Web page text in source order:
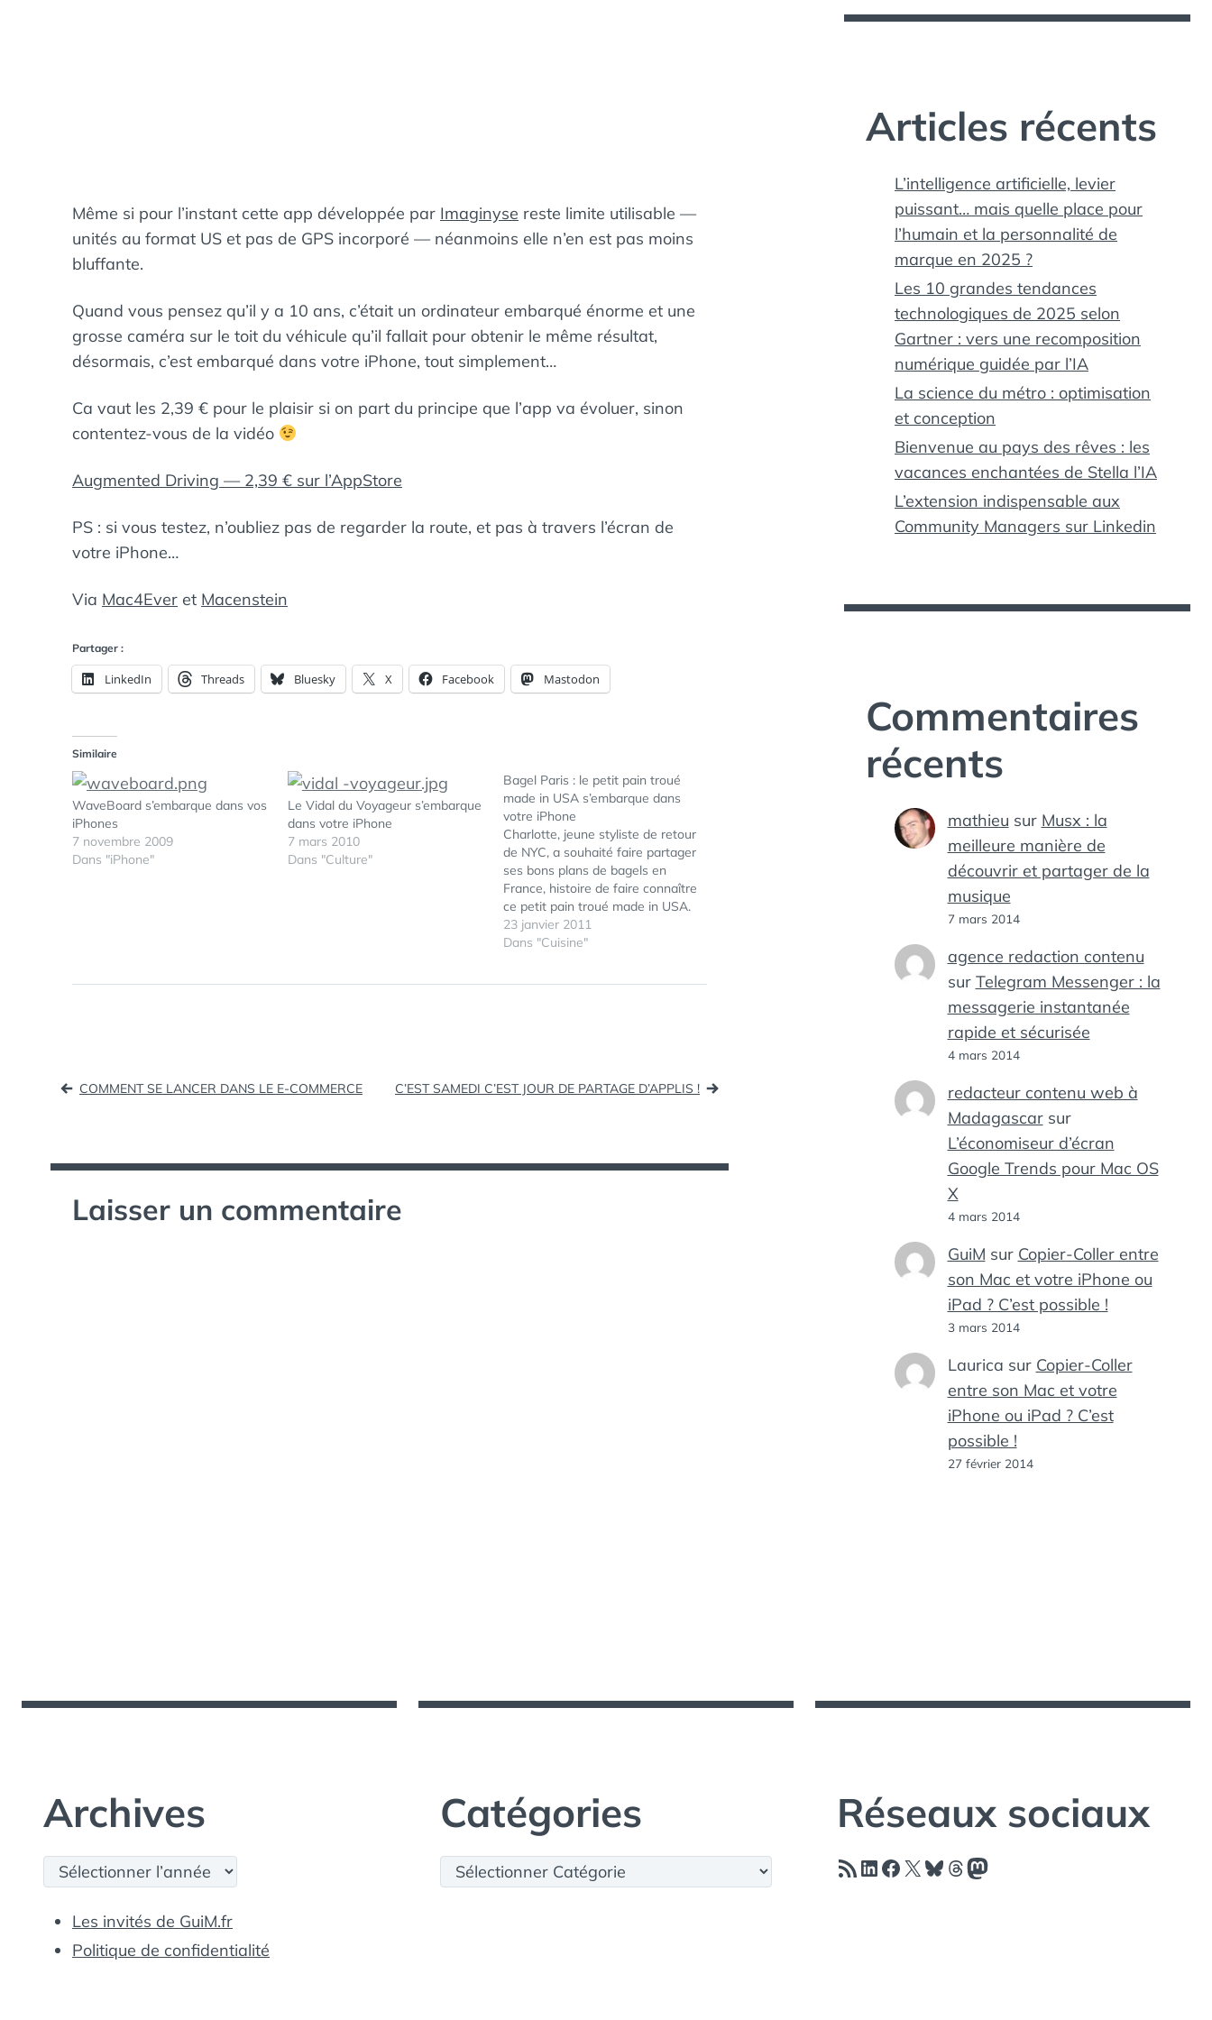
Même si pour l’instant cette app développée par Imaginyse reste limite utilisable —
unités au format US et pas de GPS incorporé — néanmoins elle n’en est pas moins
bluffante.
Quand vous pensez qu’il y a 10 ans, c’était un ordinateur embarqué énorme et une
grosse caméra sur le toit du véhicule qu’il fallait pour obtenir le même résultat,
désormais, c’est embarqué dans votre iPhone, tout simplement…
Ca vaut les 2,39 € pour le plaisir si on part du principe que l’app va évoluer, sinon
contentez-vous de la vidéo
Augmented Driving — 2,39 € sur l’AppStore
PS : si vous testez, n’oubliez pas de regarder la route, et pas à travers l’écran de
votre iPhone…
Via Mac4Ever et Macenstein
Partager :
LinkedIn Threads Bluesky X Facebook Mastodon
Similaire
WaveBoard s’embarque dans vos
iPhones
7 novembre 2009
Dans "iPhone"
Le Vidal du Voyageur s’embarque
dans votre iPhone
7 mars 2010
Dans "Culture"
Bagel Paris : le petit pain troué
made in USA s’embarque dans
votre iPhone
Charlotte, jeune styliste de retour
de NYC, a souhaité faire partager
ses bons plans de bagels en
France, histoire de faire connaître
ce petit pain troué made in USA.
L'app iPhone Bagel Paris est le
guide complet et indispensable
23 janvier 2011
Dans "Cuisine"
Navigation
l’article
COMMENT SE LANCER DANS LE E-COMMERCE C’EST SAMEDI C’EST JOUR DE PARTAGE D’APPLIS !
Laisser un commentaire
Articles récents
L’intelligence artificielle, levier
puissant… mais quelle place pour
l’humain et la personnalité de
marque en 2025 ?
Les 10 grandes tendances
technologiques de 2025 selon
Gartner : vers une recomposition
numérique guidée par l’IA
La science du métro : optimisation
et conception
Bienvenue au pays des rêves : les
vacances enchantées de Stella l’IA
L’extension indispensable aux
Community Managers sur Linkedin
Commentaires
récents
mathieu sur Musx : la
meilleure manière de
découvrir et partager de la
musique
7 mars 2014
agence redaction contenu
sur Telegram Messenger : la
messagerie instantanée
rapide et sécurisée
4 mars 2014
redacteur contenu web à
Madagascarsur
L’économiseur d’écran
Google Trends pour Mac OS
X
4 mars 2014
GuiM sur Copier-Coller entre
son Mac et votre iPhone ou
iPad ? C’est possible !
3 mars 2014
Laurica sur Copier-Coller
entre son Mac et votre
iPhone ou iPad ? C’est
possible !
27 février 2014
Archives
Archives
Les invités de GuiM.fr
Politique de confidentialité
Catégories
Catégories
Réseaux sociaux
Flux RSSLinkedIn
Facebook
X Bluesky
Threads
Mastodon